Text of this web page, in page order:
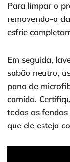
Para limpar o
removendo-o
esfrie
Em seguida,
sabão neutro,
pano de
comida.
todas as
que ele esteja